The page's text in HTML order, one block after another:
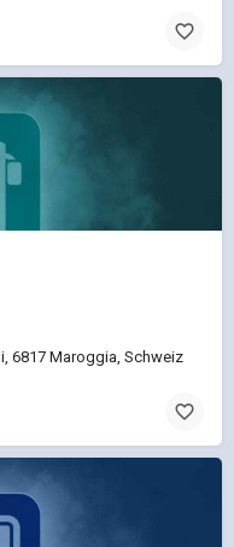
6817 Maroggia, Schweiz